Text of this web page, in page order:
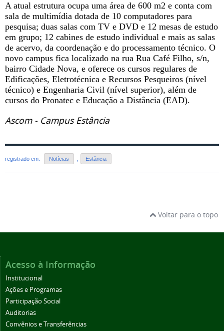
A atual estrutura ocupa uma área de 600 m2 e conta com
sala de multimídia dotada de 10 computadores para
pesquisa; duas salas com TV e DVD e 12 mesas de estudo
em grupo; 12 cabines de estudo individual e mais as salas
de acervo, da coordenação e do processamento técnico. O
novo campus fica localizado na rua Rua Café Filho, s/n,
bairro Cidade Nova, e oferece os cursos regulares de
Edificações, Eletrotécnica e Recursos Pesqueiros (nível
técnico) e Engenharia Civil (nível superior), além de
cursos do Pronatec e Educação a Distância (EAD).
Ascom - Campus Estância
registrado em: Notícias Estância
Voltar para o topo
Acesso à Informação
Institucional
Ações e Programas
Participação Social
Auditorias
Convênios e Transferências